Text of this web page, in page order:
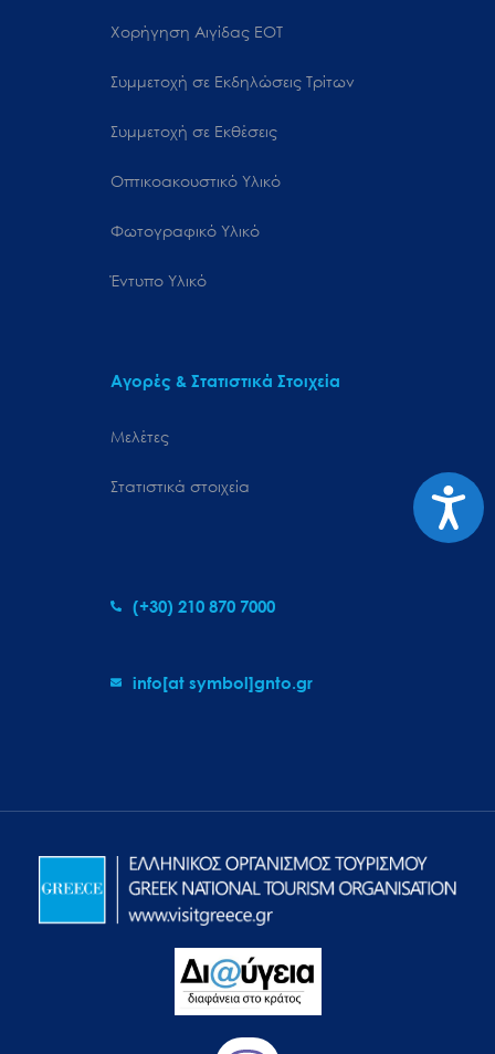
Χορήγηση Αιγίδας ΕΟΤ
Συμμετοχή σε Εκδηλώσεις Τρίτων
Συμμετοχή σε Εκθέσεις
Οπτικοακουστικό Υλικό
Φωτογραφικό Υλικό
Έντυπο Υλικό
Αγορές & Στατιστικά Στοιχεία
Μελέτες
Στατιστικά στοιχεία
(+30) 210 870 7000
info[at symbol]gnto.gr